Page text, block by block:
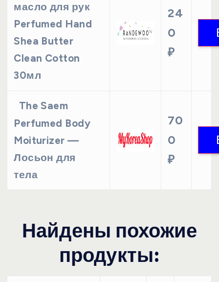
масло для рук
Perfumed Hand
Shea Butter
Clean Cotton
30мл
24
0
₽
The Saem
Perfumed Body
Moiturizer —
Лосьон для
тела
70
0
₽
Найдены похожие
продукты: